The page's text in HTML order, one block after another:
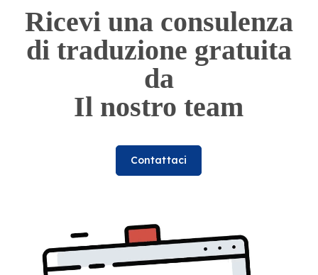
Ricevi una consulenza
di traduzione gratuita
da
Il nostro team
Contattaci